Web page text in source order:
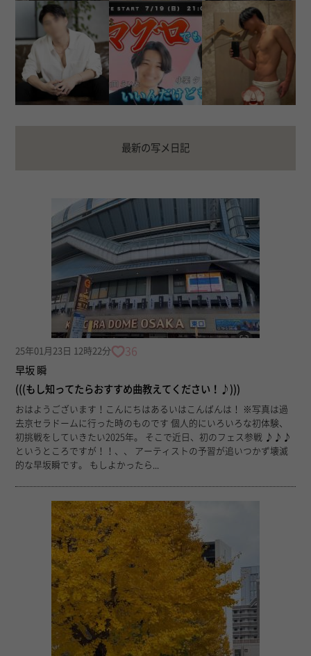
最新の写メ日記
25年01月23日 12時22分 36
早坂 瞬
(((もし知ってたらおすすめ曲教えてください！♪)))
おはようございます！こんにちはあるいはこんばんは！ ※写真は過
去京セラドームに行った時のものです 個人的にいろいろな初体験、
初挑戦をしていきたい2025年。 そこで近日、初のフェス参戦 ♪♪♪
というところですが！！、、 アーティストの予習が追いつかず壊滅
的な早坂瞬です。 もしよかったら...